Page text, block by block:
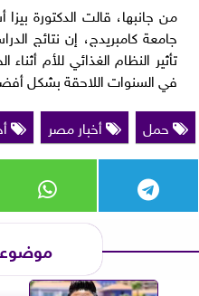
من جانبها، قالت الدكتورة
جامعة كامبريدج، إن نتائج
تأثير النظام الغذائي للأم
في السنوات اللاحقة بشكل
حمل
أخبار مصر